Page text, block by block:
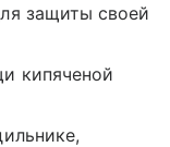
защиты своей
кипяченой